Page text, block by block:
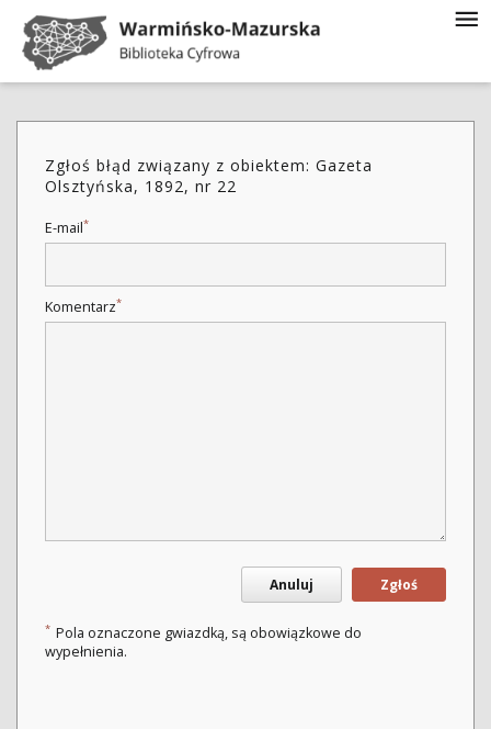
Zgłoś błąd związany z obiektem: Gazeta
Olsztyńska, 1892, nr 22
E-mail*
Komentarz*
Anuluj Zgłoś
* Pola oznaczone gwiazdką, są obowiązkowe do
wypełnienia.